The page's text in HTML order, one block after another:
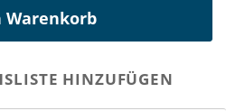
Warenkorb
HINZUFÜGEN